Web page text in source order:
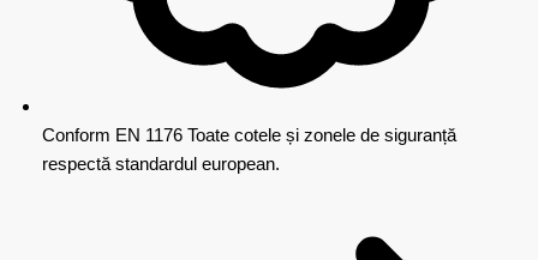
Conform EN 1176 Toate cotele și zonele de siguranță
respectă standardul european.